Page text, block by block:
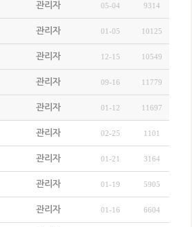
관리자 05-04 9314
관리자 01-05 10125
관리자 12-15 10549
관리자 09-16 11779
관리자 01-12 11697
관리자 02-25 1101
관리자 01-21 3164
관리자 01-19 5905
관리자 01-16 6604